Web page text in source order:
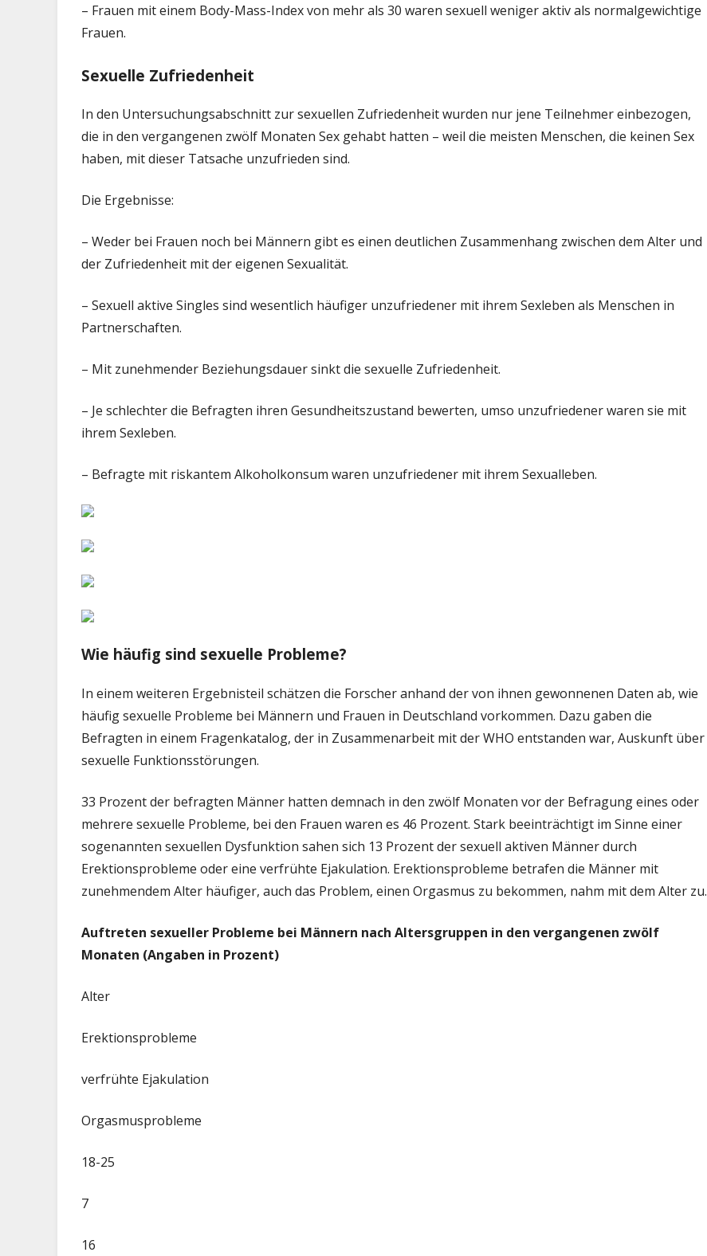
– Frauen mit einem Body-Mass-Index von mehr als 30 waren sexuell weniger aktiv als normalgewichtige
Frauen.
Sexuelle Zufriedenheit
In den Untersuchungsabschnitt zur sexuellen Zufriedenheit wurden nur jene Teilnehmer einbezogen,
die in den vergangenen zwölf Monaten Sex gehabt hatten – weil die meisten Menschen, die keinen Sex
haben, mit dieser Tatsache unzufrieden sind.
Die Ergebnisse:
– Weder bei Frauen noch bei Männern gibt es einen deutlichen Zusammenhang zwischen dem Alter und
der Zufriedenheit mit der eigenen Sexualität.
– Sexuell aktive Singles sind wesentlich häufiger unzufriedener mit ihrem Sexleben als Menschen in
Partnerschaften.
– Mit zunehmender Beziehungsdauer sinkt die sexuelle Zufriedenheit.
– Je schlechter die Befragten ihren Gesundheitszustand bewerten, umso unzufriedener waren sie mit
ihrem Sexleben.
– Befragte mit riskantem Alkoholkonsum waren unzufriedener mit ihrem Sexualleben.
Wie häufig sind sexuelle Probleme?
In einem weiteren Ergebnisteil schätzen die Forscher anhand der von ihnen gewonnenen Daten ab, wie
häufig sexuelle Probleme bei Männern und Frauen in Deutschland vorkommen. Dazu gaben die
Befragten in einem Fragenkatalog, der in Zusammenarbeit mit der WHO entstanden war, Auskunft über
sexuelle Funktionsstörungen.
33 Prozent der befragten Männer hatten demnach in den zwölf Monaten vor der Befragung eines oder
mehrere sexuelle Probleme, bei den Frauen waren es 46 Prozent. Stark beeinträchtigt im Sinne einer
sogenannten sexuellen Dysfunktion sahen sich 13 Prozent der sexuell aktiven Männer durch
Erektionsprobleme oder eine verfrühte Ejakulation. Erektionsprobleme betrafen die Männer mit
zunehmendem Alter häufiger, auch das Problem, einen Orgasmus zu bekommen, nahm mit dem Alter zu.
Auftreten sexueller Probleme bei Männern nach Altersgruppen in den vergangenen zwölf
Monaten (Angaben in Prozent)
Alter
Erektionsprobleme
verfrühte Ejakulation
Orgasmusprobleme
18-25
7
16